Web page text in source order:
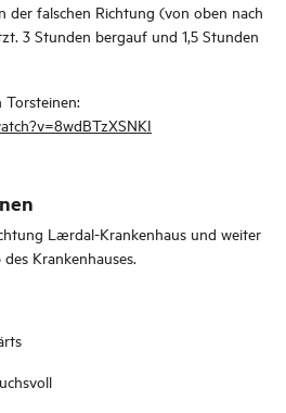
der falschen Richtung (von oben nach
3 Stunden bergauf und 1,5 Stunden
Torsteinen:
Lærdal-Krankenhaus und weiter
Krankenhauses.